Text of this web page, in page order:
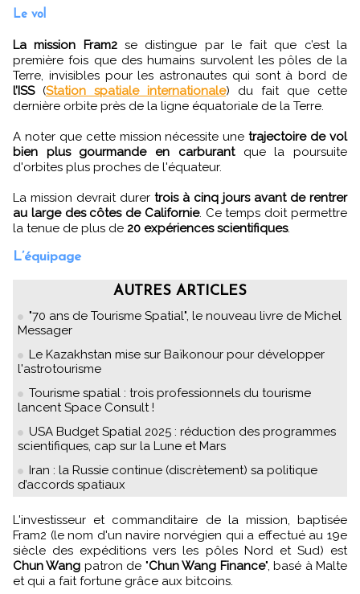
Le vol
La mission Fram2se distingue par le fait que c’est la
première fois que des humains survolent les pôles de la
Terre, invisibles pour les astronautes qui sont à bord de
l’ISS (Station spatiale internationale) du fait que cette
dernière orbite près de la ligne équatoriale de la Terre.
A noter que cette mission nécessite unetrajectoire de vol
bien plus gourmande en carburantque la poursuite
d'orbites plus proches de l'équateur.
La mission devrait durer trois à cinq jours avant de rentrer
au large des côtes de Californie. Ce temps doit permettre
la tenue de plus de 20 expériences scientifiques.
L’équipage
AUTRES ARTICLES
"70 ans de Tourisme Spatial", le nouveau livre de Michel
Messager
Le Kazakhstan mise sur Baïkonour pour développer
l'astrotourisme
Tourisme spatial : trois professionnels du tourisme
lancent Space Consult !
USA Budget Spatial 2025 : réduction des programmes
scientifiques, cap sur la Lune et Mars
Iran : la Russie continue (discrètement) sa politique
d’accords spatiaux
L'investisseur et commanditaire de la mission, baptisée
Fram2 (le nom d'un navire norvégien qui a effectué au 19e
siècle des expéditions vers les pôles Nord et Sud) est
Chun Wang patron de "Chun Wang Finance", basé à Malte
et qui a fait fortune grâce aux bitcoins.